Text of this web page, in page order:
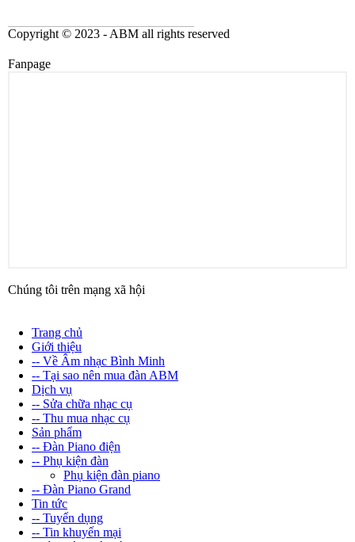
Copyright © 2023 - ABM all rights reserved
Fanpage
Chúng tôi trên mạng xã hội
Trang chủ
Giới thiệu
-- Về Âm nhạc Bình Minh
-- Tại sao nên mua đàn ABM
Dịch vụ
-- Sửa chữa nhạc cụ
-- Thu mua nhạc cụ
Sản phẩm
-- Đàn Piano điện
-- Phụ kiện đàn
Phụ kiện đàn piano
-- Đàn Piano Grand
Tin tức
-- Tuyển dụng
-- Tin khuyến mại